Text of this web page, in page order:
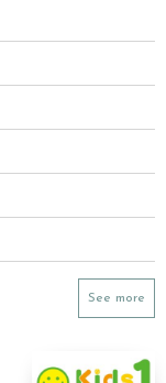
See more